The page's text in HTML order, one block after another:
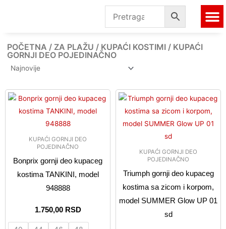
POČETNA / ZA PLAŽU / KUPAĆI KOSTIMI / KUPAĆI
GORNJI DEO POJEDINAČNO
KUPAĆI GORNJI DEO
POJEDINAČNO
Bonprix gornji deo kupaceg
kostima TANKINI, model
948888
1.750,00 RSD
Ovaj
proizvod
Opcije
mogu
KUPAĆI GORNJI DEO
POJEDINAČNO
Triumph gornji deo kupaceg
kostima sa zicom i korpom,
model SUMMER Glow UP 01
sd
Ovaj
ima
mogu